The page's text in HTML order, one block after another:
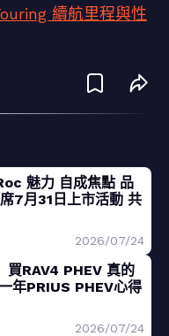
續航里程與性
魅力 自成焦點 品
7月31日上市活動 共
2026/07/24
買RAV4 PHEV 真的
年PRIUS PHEV心得
2026/07/24